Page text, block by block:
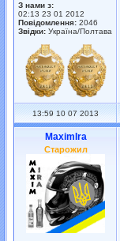
З нами з:
02:13 23 01 2012
Повідомлення: 2046
Звідки: Україна/Полтава
13:59 10 07 2013
MaximIra
Старожил